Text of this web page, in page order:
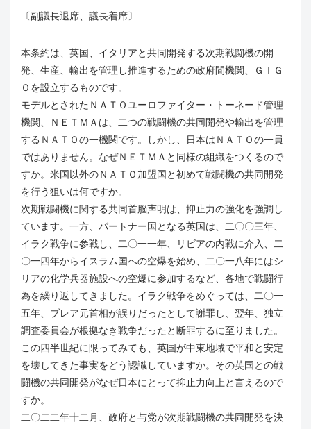
〔副議長退席、議長着席〕
本条約は、英国、イタリアと共同開発する次期戦闘機の開
発、生産、輸出を管理し推進するための政府間機関、ＧＩＧ
Ｏを設立するものです。
モデルとされたＮＡＴＯユーロファイター・トーネード管理
機関、ＮＥＴＭＡは、二つの戦闘機の共同開発や輸出を管理
するＮＡＴＯの一機関です。しかし、日本はＮＡＴＯの一員
ではありません。なぜＮＥＴＭＡと同様の組織をつくるので
すか。米国以外のＮＡＴＯ加盟国と初めて戦闘機の共同開発
を行う狙いは何ですか。
次期戦闘機に関する共同首脳声明は、抑止力の強化を強調し
ています。一方、パートナー国となる英国は、二〇〇三年、
イラク戦争に参戦し、二〇一一年、リビアの内戦に介入、二
〇一四年からイスラム国への空爆を始め、二〇一八年にはシ
リアの化学兵器施設への空爆に参加するなど、各地で戦闘行
為を繰り返してきました。イラク戦争をめぐっては、二〇一
五年、ブレア元首相が誤りだったとして謝罪し、翌年、独立
調査委員会が根拠なき戦争だったと断罪するに至りました。
この四半世紀に限ってみても、英国が中東地域で平和と安定
を壊してきた事実をどう認識していますか。その英国との戦
闘機の共同開発がなぜ日本にとって抑止力向上と言えるので
すか。
二〇二二年十二月、政府と与党が次期戦闘機の共同開発を決